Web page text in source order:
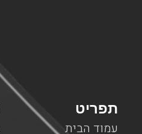
תפריט
עמוד הבית